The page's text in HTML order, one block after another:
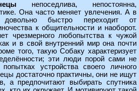
непоседлива, непостоянна,
Она часто меняет увлечения. А в
довольно быстро переходит от
к общительности и наоборот.
чрезмерного любопытства к чужой
и в свой внутренний мир она почти
того, такую Собаку характеризует
эти люди порой сами не
устройства своего личного
достаточно практичны, они не ищут
а предпочитают выбирать спутника